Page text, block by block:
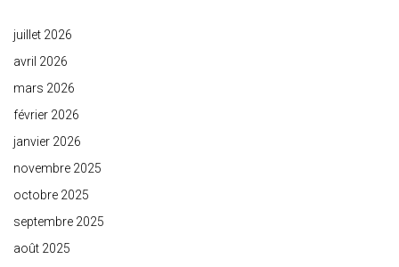
juillet 2026
avril 2026
mars 2026
février 2026
janvier 2026
novembre 2025
octobre 2025
septembre 2025
août 2025